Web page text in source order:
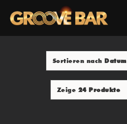
Inhalt
springen
EVENTS
NEWS
YOUTUBE
Sortieren nach Datum
Zeige 24 Produkte